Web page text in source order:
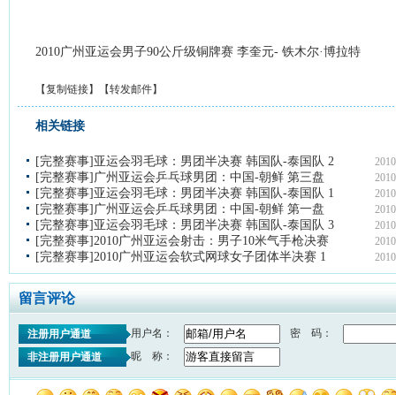
2010广州亚运会男子90公斤级铜牌赛 李奎元- 铁木尔·博拉特
【复制链接】【转发邮件】
相关链接
[完整赛事]亚运会羽毛球：男团半决赛 韩国队-泰国队 2
[完整赛事]广州亚运会乒乓球男团：中国-朝鲜 第三盘
[完整赛事]亚运会羽毛球：男团半决赛 韩国队-泰国队 1
[完整赛事]广州亚运会乒乓球男团：中国-朝鲜 第一盘
[完整赛事]亚运会羽毛球：男团半决赛 韩国队-泰国队 3
[完整赛事]2010广州亚运会射击：男子10米气手枪决赛
[完整赛事]2010广州亚运会软式网球女子团体半决赛 1
留言评论
注册用户通道 用户名：
密 码：
非注册用户通道
昵 称：